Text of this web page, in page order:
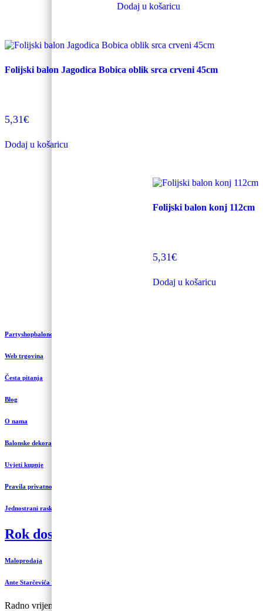
Dodaj u košaricu
Folijski balon Jagodica Bobica oblik srca crveni 45cm
5,31€
Dodaj u košaricu
Folijski balon konj 112cm
5,31€
Dodaj u košaricu
Partyshopbaloncic.hr
Web trgovina
Česta pitanja
Blog
O nama
Balonske dekoracije i uređenje
Uvjeti kupnje
Pravila privatnosti
Jednostrani raskid ugovora
Rok dostave 3 do 5 radnih dana
Maloprodaja
Ante Starčevića 5-A, Koprivnica
Radno vrijeme: